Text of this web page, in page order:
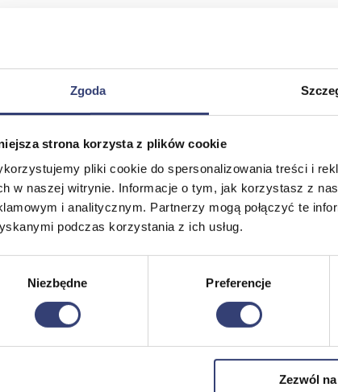
Zgoda
strona korzysta z plików cookie
pliki cookie do spersonalizowania treści i
w naszej witrynie. Informacje o tym, jak korzystasz z
i analitycznym. Partnerzy mogą połączyć te
podczas korzystania z ich usług.
Niezbędne Preferencje
Zezwól